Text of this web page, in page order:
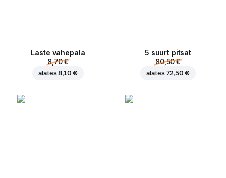
Laste vahepala
8,70 €
alates8,10 €
5 suurt pitsat
80,50 €
alates 72,50 €